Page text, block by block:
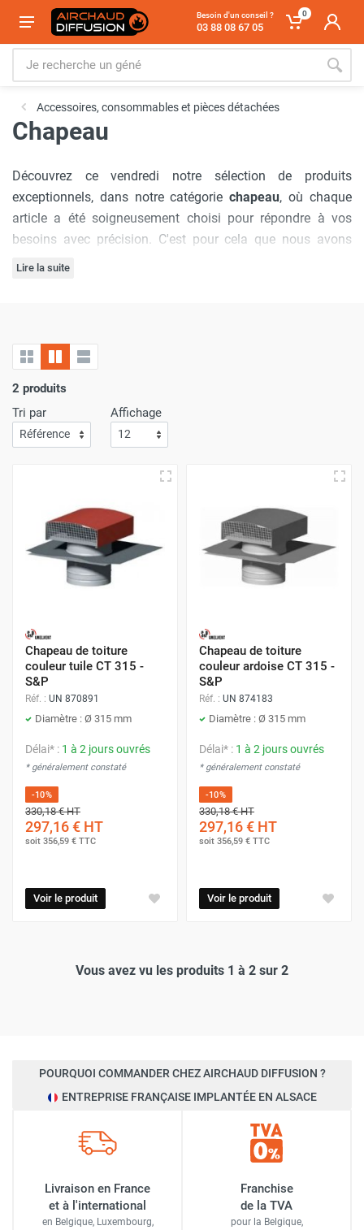
Besoin d'un conseil ?
03 88 08 67 05
0
Accessoires, consommables et pièces détachées
Chapeau
Découvrez ce vendredi notre sélection de produits
exceptionnels, dans notre catégorie chapeau, où chaque
article a été soigneusement choisi pour répondre à vos
besoins avec précision. C'est pour cela que nous avons
sélectionné la marque
inégalées à chaque visite. De plus, nous comprenons
l'importance
pourquoi nous nous assurons que votre commande arrive
à votre porte avecla plus grande efficacité
Faites vos achats sur Airchaud Diffusion pour une
expérience où l'excellence et la vitesse de livraison s'allient
à l'avantage de prix compétitifs.
Lire la suite
2 produits
Tri par
Affichage
Chapeau de toiture
couleur tuile CT 315 -
S&P
Réf. : UN 870891
Diamètre : Ø 315 mm
Délai* : 1 à 2 jours ouvrés
* généralement constaté
-10%
330,18 €HT
297,16 € HT
soit 356,59 € TTC
Voir le produit
Chapeau de toiture
couleur ardoise CT 315 -
S&P
Réf. : UN 874183
Diamètre : Ø 315 mm
Délai* : 1 à 2 jours ouvrés
* généralement constaté
-10%
330,18 €HT
297,16 € HT
soit 356,59 € TTC
Voir le produit
Vous avez vu les produits 1 à 2 sur 2
POURQUOI COMMANDER CHEZ AIRCHAUD DIFFUSION ?
ENTREPRISE FRANÇAISE IMPLANTÉE EN ALSACE
Livraison en France
et à l'international
en Belgique, Luxembourg,
Franchise
de la TVA
pour la Belgique,